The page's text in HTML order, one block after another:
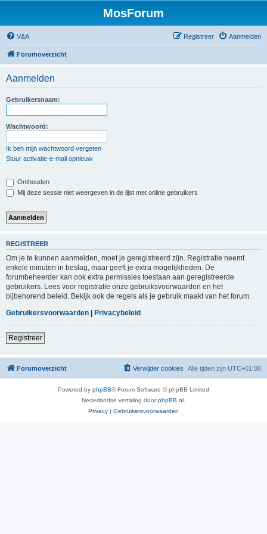
MosForum
V&A Aanmelden
Registreer
Forumoverzicht
Aanmelden
Gebruikersnaam:
Wachtwoord:
Ik ben mijn wachtwoord vergeten
Stuur activatie-e-mail opnieuw
Onthouden
Mij deze sessie niet weergeven in de lijst met online gebruikers
REGISTREER
Om je te kunnen aanmelden, moet je geregistreerd zijn. Registratie neemt
enkele minuten in beslag, maar geeft je extra mogelijkheden. De
forumbeheerder kan ook extra permissies toestaan aan geregistreerde
gebruikers. Lees voor registratie onze gebruiksvoorwaarden en het
bijbehorend beleid. Bekijk ook de regels als je gebruik maakt van het forum.
Gebruikersvoorwaarden | Privacybeleid
Registreer
Forumoverzicht Alle tijden zijn UTC+01:00
Verwijder cookies
Powered by phpBB® Forum Software © phpBB Limited
Nederlandse vertaling doorphpBB.nl
Privacy | Gebruikersvoorwaarden